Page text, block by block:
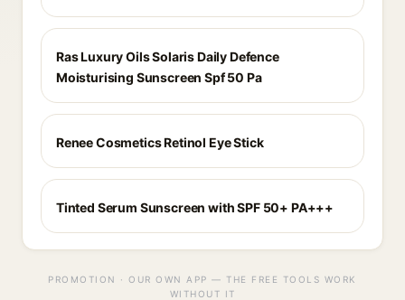
Ras Luxury Oils Solaris Daily Defence
Moisturising Sunscreen Spf 50 Pa
Renee Cosmetics Retinol Eye Stick
Tinted Serum Sunscreen with SPF 50+ PA+++
PROMOTION · OUR OWN APP — THE FREE TOOLS WORK
WITHOUT IT